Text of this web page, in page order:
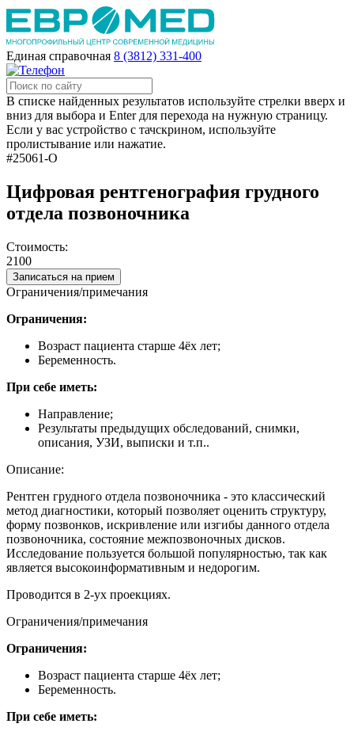
Единая справочная 8 (3812) 331-400
В списке найденных результатов используйте стрелки вверх и
вниз для выбора и Enter для перехода на нужную страницу.
Если у вас устройство с тачскрином, используйте
пролистывание или нажатие.
#25061-О
Цифровая рентгенография грудного
отдела позвоночника
Стоимость:
2100
Записаться на прием
Ограничения/примечания
Ограничения:
Возраст пациента старше 4ёх лет;
Беременность.
При себе иметь:
Направление;
Результаты предыдущих обследований, снимки,
описания, УЗИ, выписки и т.п..
Описание:
Рентген грудного отдела позвоночника - это классический
метод диагностики, который позволяет оценить структуру,
форму позвонков, искривление или изгибы данного отдела
позвоночника, состояние межпозвоночных дисков.
Исследование пользуется большой популярностью, так как
является высокоинформативным и недорогим.
Проводится в 2-ух проекциях.
Ограничения/примечания
Ограничения:
Возраст пациента старше 4ёх лет;
Беременность.
При себе иметь: